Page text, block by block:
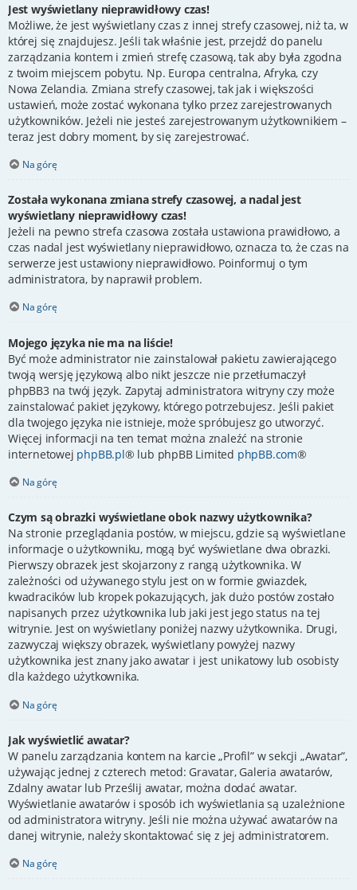
Jest wyświetlany nieprawidłowy czas!
Możliwe, że jest wyświetlany czas z innej strefy czasowej, niż ta, w
której się znajdujesz. Jeśli tak właśnie jest, przejdź do panelu
zarządzania kontem i zmień strefę czasową, tak aby była zgodna
z twoim miejscem pobytu. Np. Europa centralna, Afryka, czy
Nowa Zelandia. Zmiana strefy czasowej, tak jak i większości
ustawień, może zostać wykonana tylko przez zarejestrowanych
użytkowników. Jeżeli nie jesteś zarejestrowanym użytkownikiem –
teraz jest dobry moment, by się zarejestrować.
Na górę
Została wykonana zmiana strefy czasowej, a nadal jest
wyświetlany nieprawidłowy czas!
Jeżeli na pewno strefa czasowa została ustawiona prawidłowo, a
czas nadal jest wyświetlany nieprawidłowo, oznacza to, że czas na
serwerze jest ustawiony nieprawidłowo. Poinformuj o tym
administratora, by naprawił problem.
Na górę
Mojego języka nie ma na liście!
Być może administrator nie zainstalował pakietu zawierającego
twoją wersję językową albo nikt jeszcze nie przetłumaczył
phpBB3 na twój język. Zapytaj administratora witryny czy może
zainstalować pakiet językowy, którego potrzebujesz. Jeśli pakiet
dla twojego języka nie istnieje, może spróbujesz go utworzyć.
Więcej informacji na ten temat można znaleźć na stronie
internetowej phpBB.pl® lub phpBB Limited phpBB.com®
Na górę
Czym są obrazki wyświetlane obok nazwy użytkownika?
Na stronie przeglądania postów, w miejscu, gdzie są wyświetlane
informacje o użytkowniku, mogą być wyświetlane dwa obrazki.
Pierwszy obrazek jest skojarzony z rangą użytkownika. W
zależności od używanego stylu jest on w formie gwiazdek,
kwadracików lub kropek pokazujących, jak dużo postów zostało
napisanych przez użytkownika lub jaki jest jego status na tej
witrynie. Jest on wyświetlany poniżej nazwy użytkownika. Drugi,
zazwyczaj większy obrazek, wyświetlany powyżej nazwy
użytkownika jest znany jako awatar i jest unikatowy lub osobisty
dla każdego użytkownika.
Na górę
Jak wyświetlić awatar?
W panelu zarządzania kontem na karcie „Profil” w sekcji „Awatar”,
używając jednej z czterech metod: Gravatar, Galeria awatarów,
Zdalny awatar lub Prześlij awatar, można dodać awatar.
Wyświetlanie awatarów i sposób ich wyświetlania są uzależnione
od administratora witryny. Jeśli nie można używać awatarów na
danej witrynie, należy skontaktować się z jej administratorem.
Na górę